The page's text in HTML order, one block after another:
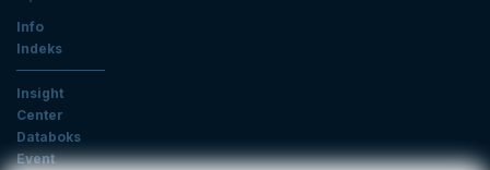
Info
Indeks
Insight
Center
Databoks
Event